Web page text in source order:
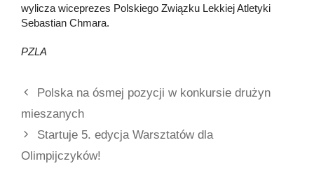
wylicza wiceprezes Polskiego Związku Lekkiej Atletyki
Sebastian Chmara.
PZLA
Polska na ósmej pozycji w konkursie drużyn
mieszanych
Startuje 5. edycja Warsztatów dla
Olimpijczyków!